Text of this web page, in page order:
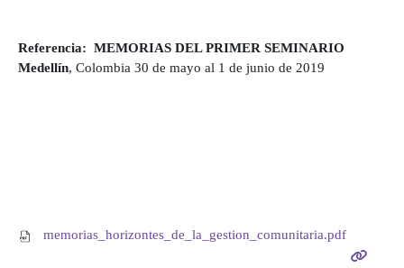
Referencia: MEMORIAS DEL PRIMER SEMINARIO
Medellín, Colombia 30 de mayo al 1 de junio de 2019
memorias_horizontes_de_la_gestion_comunitaria.pdf